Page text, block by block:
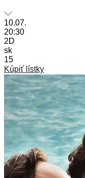
10.07.
20:30
2D
sk
15
Kúpiť lístky